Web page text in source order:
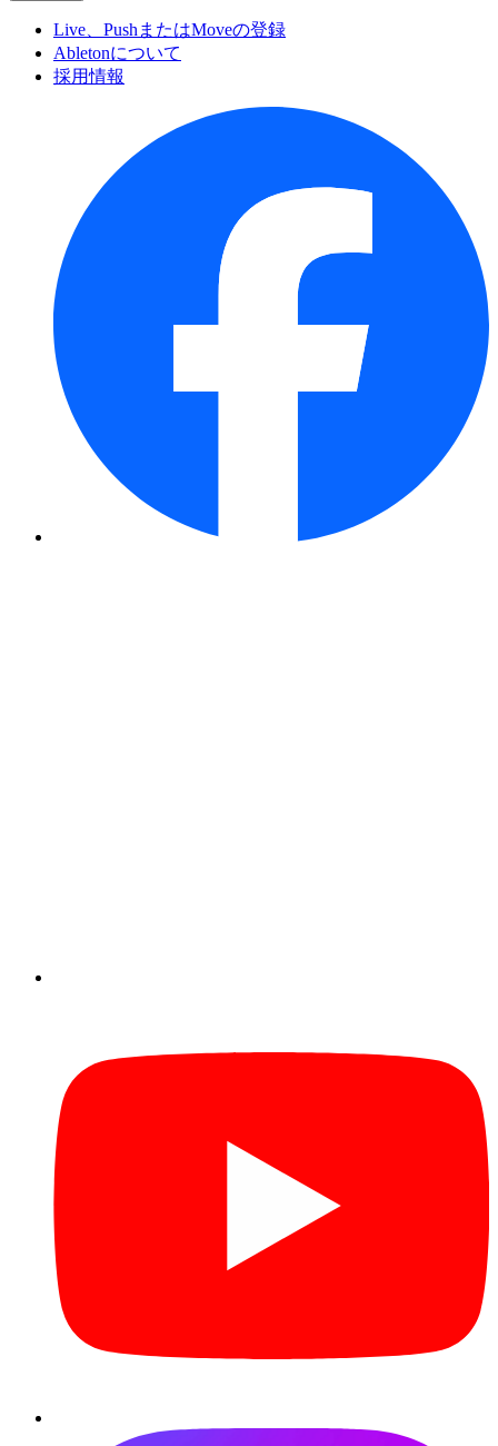
Live、PushまたはMoveの登録
Abletonについて
採用情報